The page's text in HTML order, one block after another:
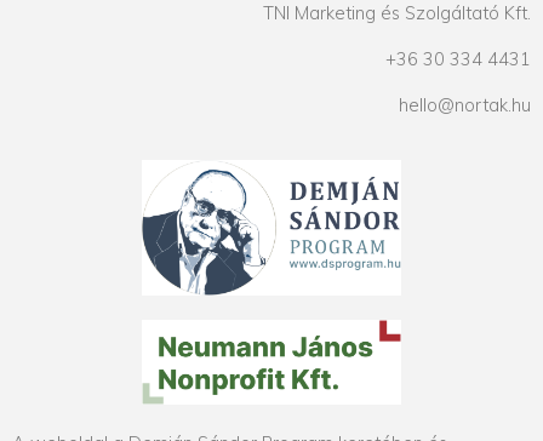
TNI Marketing és Szolgáltató Kft.
+36 30 334 4431
hello@nortak.hu